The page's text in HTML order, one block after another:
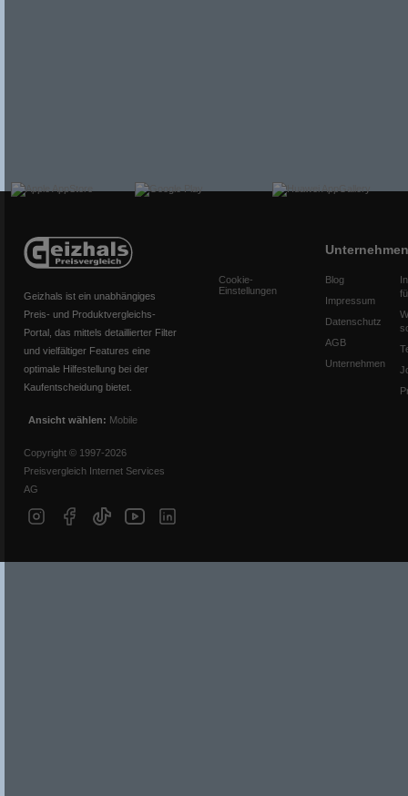
Geizhals ist ein unabhängiges
Preis- und Produktvergleichs-
Portal, das mittels detaillierter Filter
und vielfältiger Features eine
optimale Hilfestellung bei der
Kaufentscheidung bietet.
Ansicht wählen: Mobile
Copyright © 1997-2026
Preisvergleich Internet Services
AG
Cookie-
Einstellungen
Unternehmen
Blog
Impressum
Datenschutz
AGB
Unternehmen